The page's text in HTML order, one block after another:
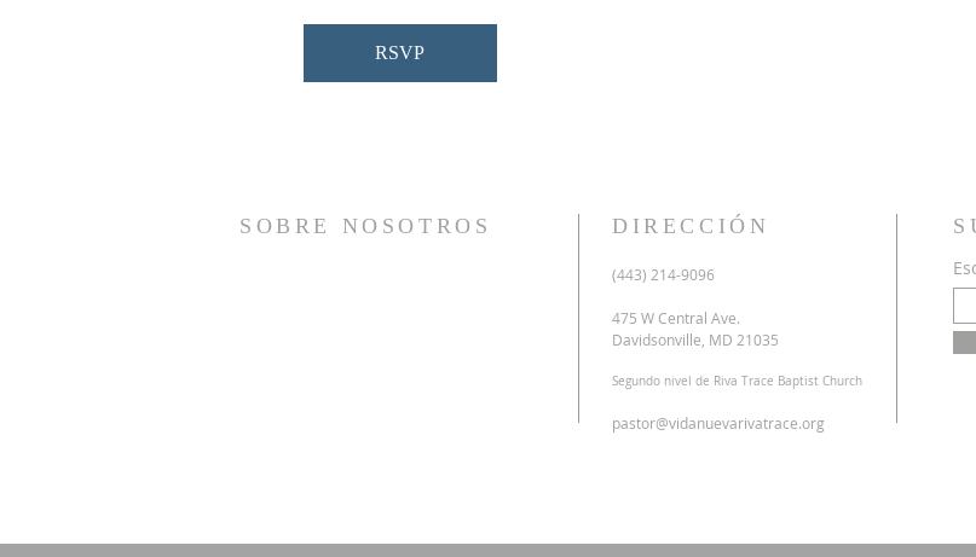
RSVP
SOBRE NOSOTROS DIRECCIÓN
(443) 214-9096
475 W Central Ave.
Davidsonville, MD 21035
Segundo nivel de Riva Trace Baptist Church
pastor@vidanuevarivatrace.org